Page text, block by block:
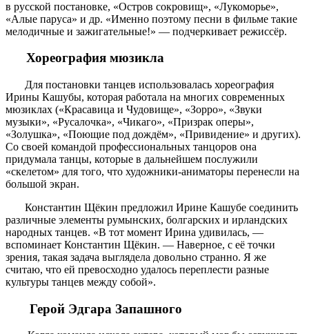
в русской постановке, «Остров сокровищ», «Лукоморье»,
«Алые паруса» и др. «Именно поэтому песни в фильме такие
мелодичные и зажигательные!» — подчеркивает режиссёр.
Хореография мюзикла
Для постановки танцев использовалась хореография
Ирины Кашубы, которая работала на многих современных
мюзиклах («Красавица и Чудовище», «Зорро», «Звуки
музыки», «Русалочка», «Чикаго», «Призрак оперы»,
«Золушка», «Поющие под дождём», «Привидение» и других).
Со своей командой профессиональных танцоров она
придумала танцы, которые в дальнейшем послужили
«скелетом» для того, что художники-аниматоры перенесли на
большой экран.
Константин Щёкин предложил Ирине Кашубе соединить
различные элементы румынских, болгарских и ирландских
народных танцев. «В тот момент Ирина удивилась, —
вспоминает Константин Щёкин. — Наверное, с её точки
зрения, такая задача выглядела довольно странно. Я же
считаю, что ей превосходно удалось переплести разные
культуры танцев между собой».
Герой Эдгара Запашного